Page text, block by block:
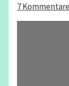
7 Kommentare